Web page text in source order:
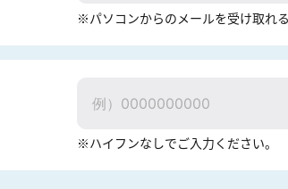
※パソコンからのメールを受け取れ
※ハイフンなしでご入力ください。